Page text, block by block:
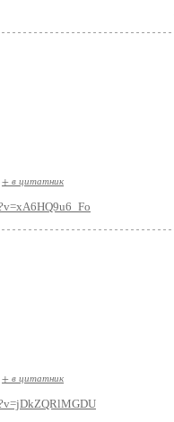
+ в цитатник
+ в цитатник